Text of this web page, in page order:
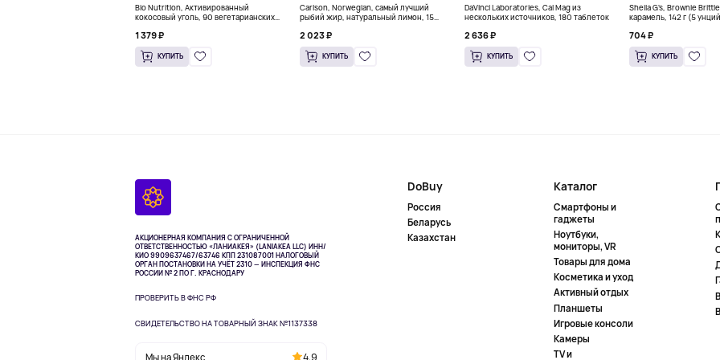
Bio Nutrition, Активированный
кокосовый уголь, 90 вегетарианских
1 379 ₽
КУПИТЬ
Carlson, Norwegian, самый лучший
рыбий жир, натуральный лимон, 15
2 023 ₽
КУПИТЬ
DaVinci Laboratories, Cal Mag из
нескольких источников, 180 таблеток
2 636 ₽
КУПИТЬ
Sheila G's, Brownie
карамель, 142 г (5
704 ₽
КУПИТЬ
АКЦИОНЕРНАЯ КОМПАНИЯ С ОГРАНИЧЕННОЙ
ОТВЕТСТВЕННОСТЬЮ «ЛАНИАКЕЯ» (LANIAKEA LLC) ИНН/
КИО 9909637467/63746 КПП 231087001НАЛОГОВЫЙ
ОРГАН ПОСТАНОВКИ НА УЧЁТ 2310 — ИНСПЕКЦИЯ ФНС
РОССИИ № 2 ПО Г. КРАСНОДАРУ
ПРОВЕРИТЬ В ФНС РФ
СВИДЕТЕЛЬСТВО НА ТОВАРНЫЙ ЗНАК №1137338
Мы на Яндекс 4,9
DoBuy
Россия
Беларусь
Казахстан
Каталог
Смартфоны и
гаджеты
Ноутбуки,
мониторы, VR
Товары для дома
Косметика и уход
Активный отдых
Планшеты
Игровые консоли
Камеры
TV и